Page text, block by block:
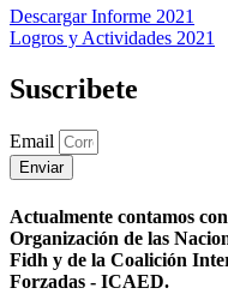
Descargar Informe 2021
Logros y Actividades 2021
Suscribete
Email
Enviar
Actualmente contamos
Organización de las
Fidh y de la Coalición
Forzadas - ICAED.